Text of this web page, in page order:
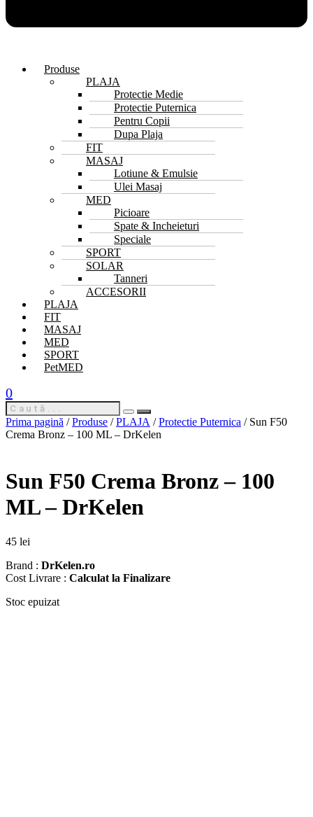
Produse
PLAJA
Protectie Medie
Protectie Puternica
Pentru Copii
Dupa Plaja
FIT
MASAJ
Lotiune & Emulsie
Ulei Masaj
MED
Picioare
Spate & Incheieturi
Speciale
SPORT
SOLAR
Tanneri
ACCESORII
PLAJA
FIT
MASAJ
MED
SPORT
PetMED
0
Prima pagină /Produse /PLAJA /Protectie Puternica / Sun F50
Crema Bronz – 100 ML – DrKelen
Sun F50 Crema Bronz – 100
ML – DrKelen
45 lei
Brand : DrKelen.ro
Cost Livrare : Calculat la Finalizare
Stoc epuizat